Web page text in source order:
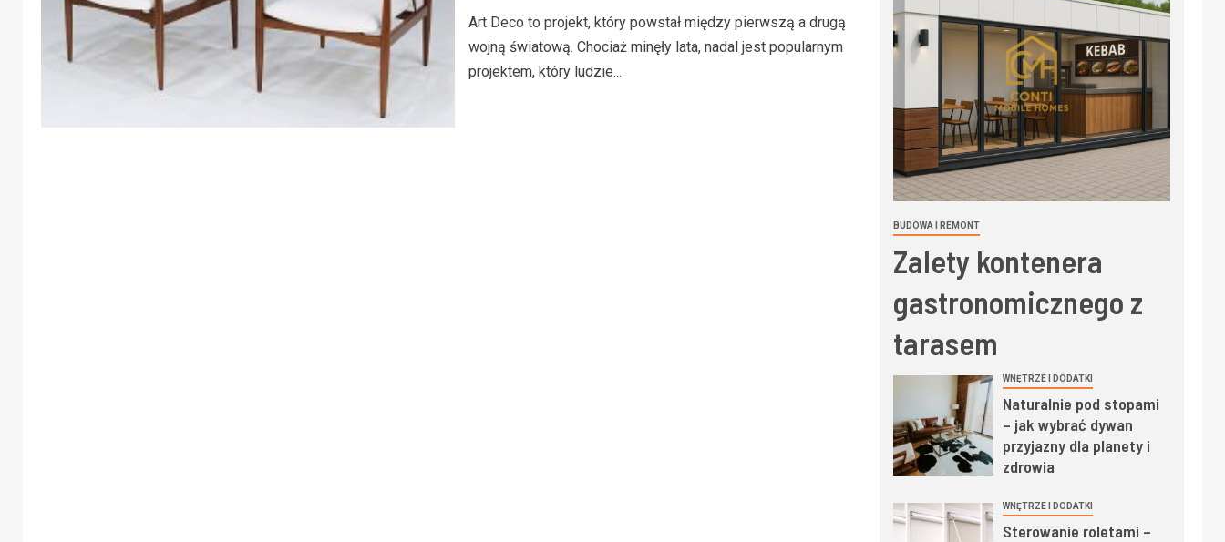
Art Deco to projekt, który powstał między pierwszą a drugą
wojną światową. Chociaż minęły lata, nadal jest popularnym
projektem, który ludzie...
BUDOWA I REMONT
Zalety kontenera
gastronomicznego z
tarasem
WNĘTRZE I DODATKI
Naturalnie pod stopami
– jak wybrać dywan
przyjazny dla planety i
zdrowia
WNĘTRZE I DODATKI
Sterowanie roletami –